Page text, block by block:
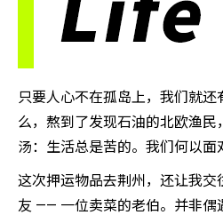
只要人心不在孤岛上，我们就
么，熬到了发现石油的北欧渔民
汤：生活总是苦的。我们何以面
这次押运物品去荆州，还让我
友 —— 一位卖菜的老伯。并非偶